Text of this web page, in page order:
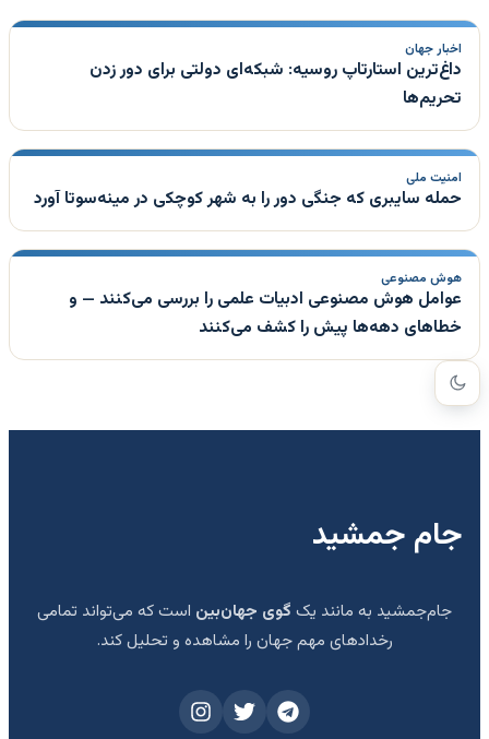
اخبار جهان
داغ‌ترین استارتاپ روسیه: شبکه‌ای دولتی برای دور زدن
تحریم‌ها
امنیت ملی
حمله سایبری که جنگی دور را به شهر کوچکی در مینه‌سوتا آورد
هوش مصنوعی
عوامل هوش مصنوعی ادبیات علمی را بررسی می‌کنند — و
خطاهای دهه‌ها پیش را کشف می‌کنند
جام جمشید
جام‌جمشید به مانند یک گوی جهان‌بین است که می‌تواند تمامی
رخدادهای مهم جهان را مشاهده و تحلیل کند.